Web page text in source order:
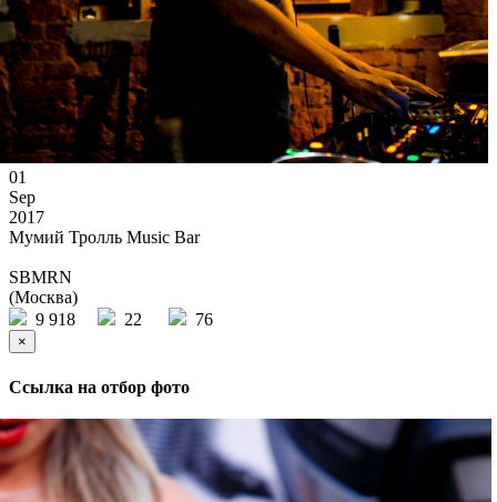
01
Sep
2017
Мумий Тролль Music Bar
SBMRN
(Москва)
9 918
22 76
×
Ссылка на отбор фото